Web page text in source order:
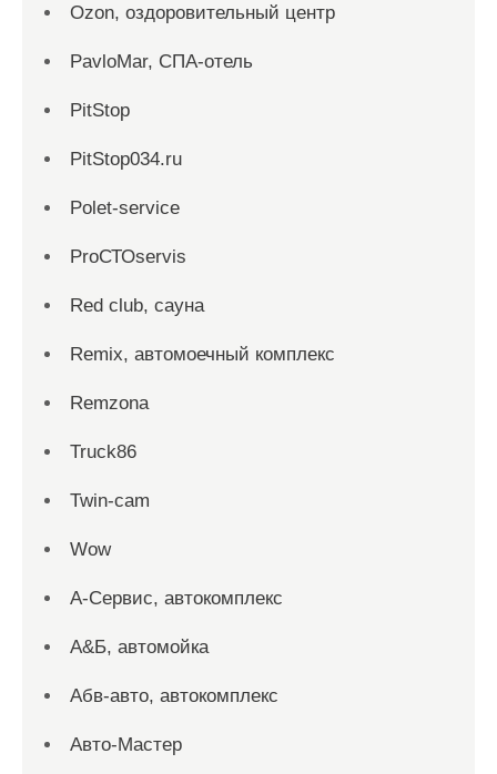
Ozon, оздоровительный центр
PavloMar, СПА-отель
PitStop
PitStop034.ru
Polet-service
ProСТОservis
Red сlub, сауна
Remix, автомоечный комплекс
Remzona
Truck86
Twin-cam
Wow
А-Сервис, автокомплекс
А&Б, автомойка
Абв-авто, автокомплекс
Авто-Мастер